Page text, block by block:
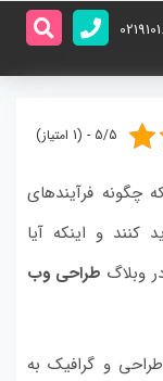
5/5 - (1 امتیاز)
چگونه فرآیندهای
کنند و اینکه آیا
وبلاگ طراحی وب
و گرافیک به